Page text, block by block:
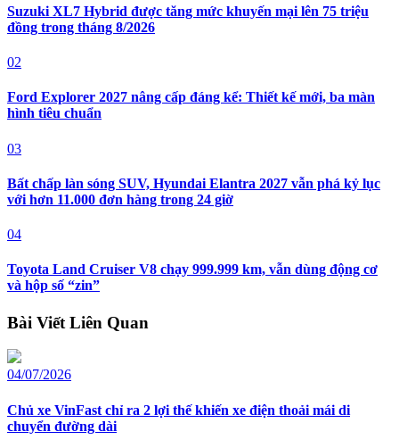
Suzuki XL7 Hybrid được tăng mức khuyến mại lên 75 triệu
đồng trong tháng 8/2026
02
Ford Explorer 2027 nâng cấp đáng kể: Thiết kế mới, ba màn
hình tiêu chuẩn
03
Bất chấp làn sóng SUV, Hyundai Elantra 2027 vẫn phá kỷ lục
với hơn 11.000 đơn hàng trong 24 giờ
04
Toyota Land Cruiser V8 chạy 999.999 km, vẫn dùng động cơ
và hộp số “zin”
Bài Viết Liên Quan
04/07/2026
Chủ xe VinFast chỉ ra 2 lợi thế khiến xe điện thoải mái di
chuyển đường dài